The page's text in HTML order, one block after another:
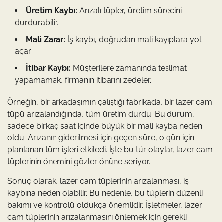
Üretim Kaybı: Arızalı tüpler, üretim sürecini
durdurabilir.
Mali Zarar: İş kaybı, doğrudan mali kayıplara yol
açar.
İtibar Kaybı: Müşterilere zamanında teslimat
yapamamak, firmanın itibarını zedeler.
Örneğin, bir arkadaşımın çalıştığı fabrikada, bir lazer cam
tüpü arızalandığında, tüm üretim durdu. Bu durum,
sadece birkaç saat içinde büyük bir mali kayba neden
oldu. Arızanın giderilmesi için geçen süre, o gün için
planlanan tüm işleri etkiledi. İşte bu tür olaylar, lazer cam
tüplerinin önemini gözler önüne seriyor.
Sonuç olarak, lazer cam tüplerinin arızalanması, iş
kaybına neden olabilir. Bu nedenle, bu tüplerin düzenli
bakımı ve kontrolü oldukça önemlidir. İşletmeler, lazer
cam tüplerinin arızalanmasını önlemek için gerekli